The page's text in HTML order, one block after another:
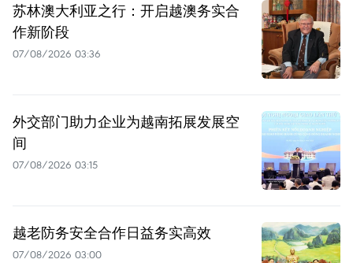
苏林澳大利亚之行：开启越澳务实合
作新阶段
07/08/2026 03:36
外交部门助力企业为越南拓展发展空
间
07/08/2026 03:15
越老防务安全合作日益务实高效
07/08/2026 03:00